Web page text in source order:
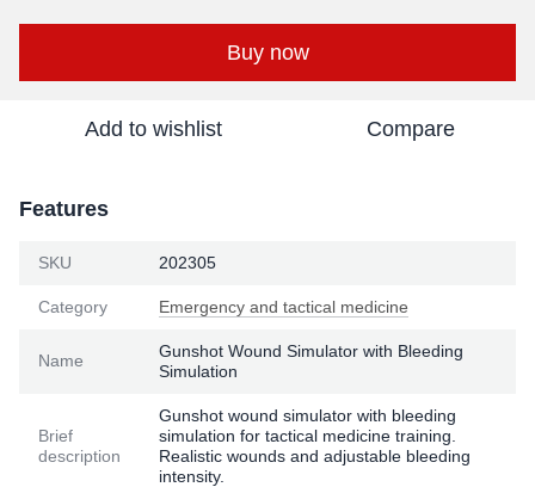
Buy now
Add to wishlist Compare
Features
SKU 202305
Category Emergency and tactical medicine
Name
Gunshot Wound Simulator with Bleeding
Simulation
Brief
description
Gunshot wound simulator with bleeding
simulation for tactical medicine training.
Realistic wounds and adjustable bleeding
intensity.